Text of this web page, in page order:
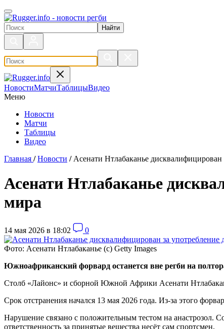
Поиск по сайту
НовостиМатчиТаблицыВидео
Меню
Новости
Матчи
Таблицы
Видео
Главная / Новости / Асенати Нтлабаканье
Асенати Нтлабаканье
мира
14 мая 2026 в 18:02 0
Фото: Асенати Нтлабаканье (с) Getty Images
Южноафриканский форвард останется вне регби на
Столб «Лайонс» и сборной Южной Африки Асенати
Срок отстранения начался 13 мая 2026 года. Из-за этого
Нарушение связано с положительным тестом на анастрозол.
ответственность за принятые вещества несёт сам спортсмен.